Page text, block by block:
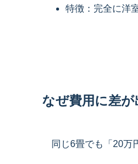
特徴：完全に洋
なぜ費用に差が
同じ6畳でも「20万